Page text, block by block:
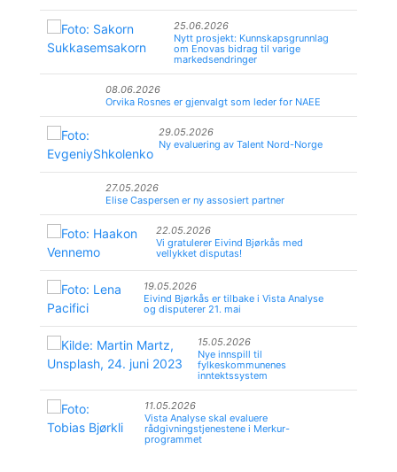
25.06.2026
Nytt prosjekt: Kunnskapsgrunnlag
om Enovas bidrag til varige
markedsendringer
08.06.2026
Orvika Rosnes er gjenvalgt som leder for NAEE
29.05.2026
Ny evaluering av Talent Nord-Norge
27.05.2026
Elise Caspersen er ny assosiert partner
22.05.2026
Vi gratulerer Eivind Bjørkås med
vellykket disputas!
19.05.2026
Eivind Bjørkås er tilbake i Vista Analyse
og disputerer 21. mai
15.05.2026
Nye innspill til
fylkeskommunenes
inntektssystem
11.05.2026
Vista Analyse skal evaluere
rådgivningstjenestene i Merkur-
programmet